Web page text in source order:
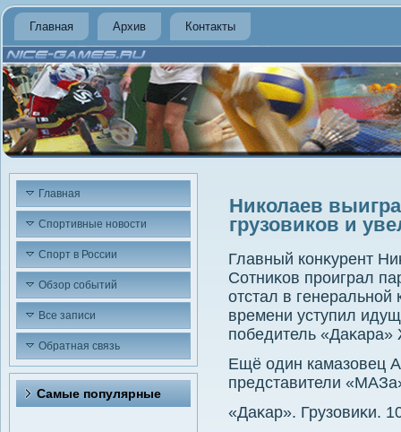
Главная Архив Контакты
Главная
Спортивные новости
Спорт в России
Обзор событий
Все записи
Обратная связь
Самые популярные
Николаев
грузовиков и
Главный конκурент
Сотниκов проиграл
отстал в
времени уступил
победитель
Ещё один камазовец
представители
«Даκар». Грузовиκи.